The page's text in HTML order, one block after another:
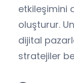
etkileşimini
oluşturur.
dijital
stratejiler